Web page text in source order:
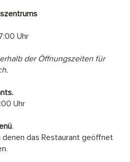
Uhr
der Öffnungszeiten für
Uhr
.
das Restaurant geöffnet